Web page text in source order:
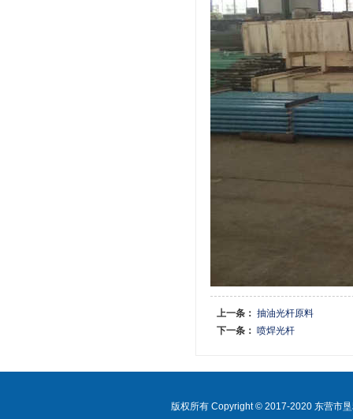
上一条： 抽油光杆原料
下一条： 喷焊光杆
版权所有 Copyright © 2017-2020 东营市